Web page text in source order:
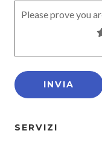
Please prove you
SERVIZI